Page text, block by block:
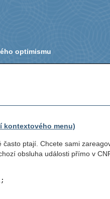
optimismu
kontextového menu)
ptají. Chcete sami
obsluha události přímo v